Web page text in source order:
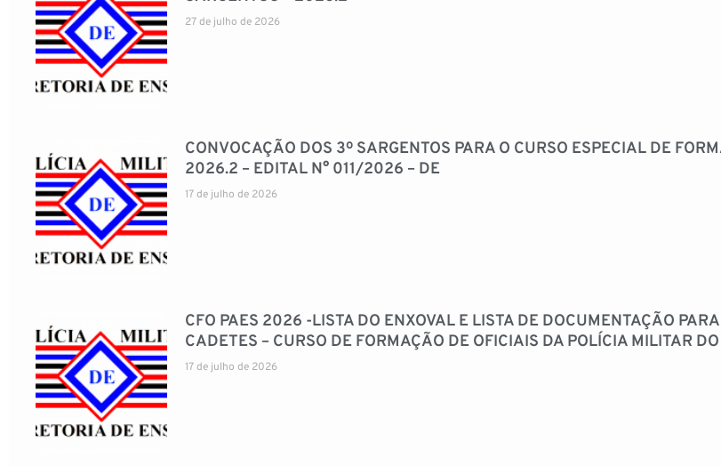
27 de julho de 2026
CONVOCAÇÃO DOS 3º SARGENTOS PARA O CURSO ESPECIAL DE
2026.2 – EDITAL N° 011/2026 – DE
17 de julho de 2026
CFO PAES 2026 -LISTA DO ENXOVAL E LISTA DE DOCUMENTAÇÃO
CADETES – CURSO DE FORMAÇÃO DE OFICIAIS DA POLÍCIA MILITAR
17 de julho de 2026